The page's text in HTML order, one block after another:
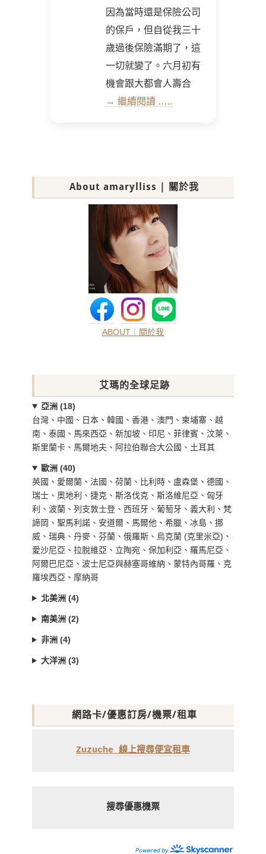
因為當時還是保險公司
的保戶，但自從我三十
歲過後保險滿期了，這
一切就變了。六月初有
機會跟大都會人壽合
→ 繼續閱讀 …..
About amarylliss | 關於我
ABOUT｜關於我
艾瑪的全球足跡
亞洲 (18)
台灣、中國、日本、韓國、香港、澳門、柬埔寨、越
南、泰國、馬來西亞、新加坡、印尼、菲律賓、汶萊、
斯里蘭卡、馬爾地夫、阿拉伯聯合大公國、土耳其
歐洲 (40)
英國、愛爾蘭、法國、荷蘭、比利時、盧森堡、德國、
瑞士、奧地利、捷克、斯洛伐克、斯洛維尼亞、匈牙
利、波蘭、列支敦士登、西班牙、葡萄牙、義大利、梵
諦岡、聖馬利諾、安道爾、馬爾他、希臘、冰島、挪
威、瑞典、丹麥、芬蘭、俄羅斯、烏克蘭 (克里米亞)、
愛沙尼亞、拉脫維亞、立陶宛、保加利亞、羅馬尼亞、
阿爾巴尼亞、波士尼亞與赫塞哥維納、蒙特內哥羅、克
羅埃西亞、摩納哥
北美洲 (4)
南美洲 (2)
非洲 (4)
大洋洲 (3)
網路卡/優惠訂房/機票/租車
Zuzuche 線上搜尋便宜租車
搜尋優惠機票